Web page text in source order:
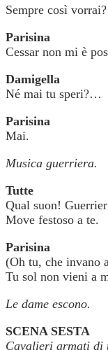
Sempre così vorrai?
Parisina
Cessar non mi è
Damigella
Né mai tu speri?…
Parisina
Mai.
Musica guerriera.
Tutte
Qual suon!
Move festoso a te.
Parisina
(Oh tu, che invano
Tu sol non vieni a
Le dame escono.
SCENA SESTA
Cavalieri armati di